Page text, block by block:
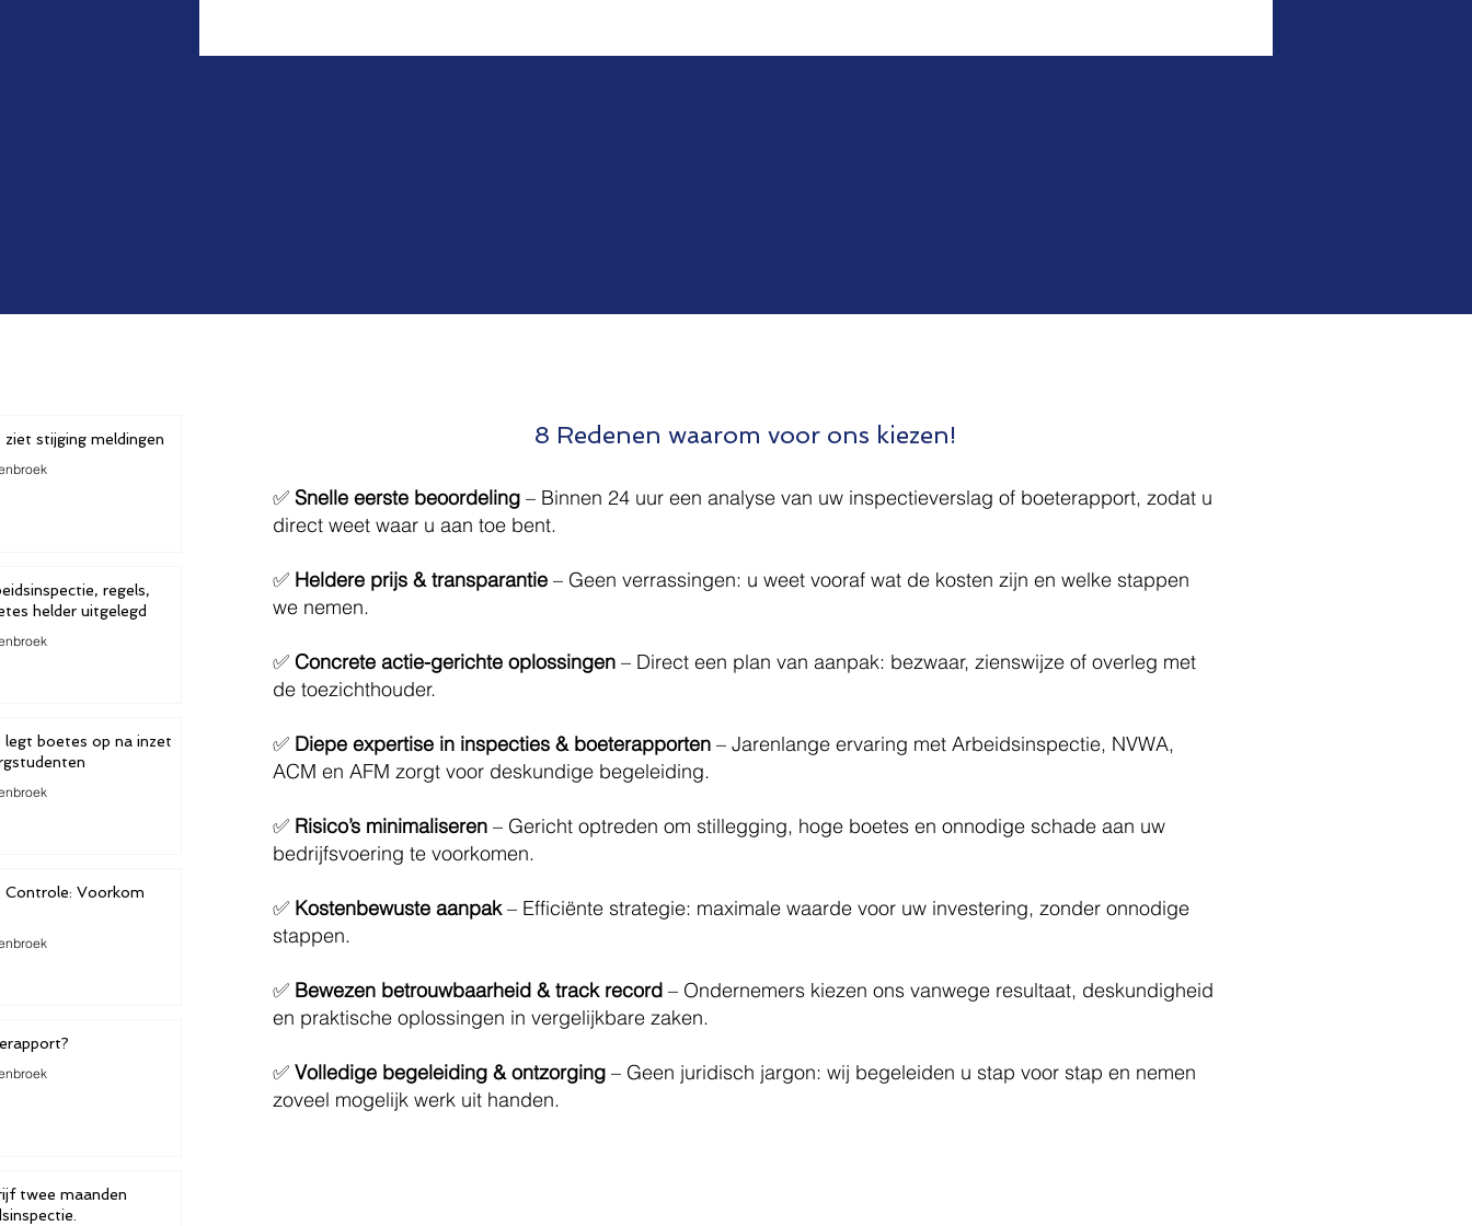
ziet stijging meldingen
regels,
helder uitgelegd
legt boetes op na inzet
Controle: Voorkom
8 Redenen waarom voor ons kiezen!
✅ Snelle eerste beoordeling – Binnen 24 uur een analyse van uw inspectieverslag of boeterapport, zodat u
direct weet waar u aan toe bent.
✅ Heldere prijs & transparantie – Geen verrassingen: u weet vooraf wat de kosten zijn en welke stappen
we nemen.
✅ Concrete actie-gerichte oplossingen – Direct een plan van aanpak: bezwaar, zienswijze of overleg met
de toezichthouder.
✅ Diepe expertise in inspecties & boeterapporten – Jarenlange ervaring met Arbeidsinspectie, NVWA,
ACM en AFM zorgt voor deskundige begeleiding.
✅ Risico’s minimaliseren – Gericht optreden om stillegging, hoge boetes en onnodige schade aan uw
bedrijfsvoering te voorkomen.
✅ Kostenbewuste aanpak– Efficiënte strategie: maximale waarde voor uw investering, zonder onnodige
stappen.
✅ Bewezen betrouwbaarheid & track record – Ondernemers kiezen ons vanwege resultaat, deskundigheid
en praktische oplossingen in vergelijkbare zaken.
✅ Volledige begeleiding & ontzorging – Geen juridisch jargon: wij begeleiden u stap voor stap en nemen
zoveel mogelijk werk uit handen.